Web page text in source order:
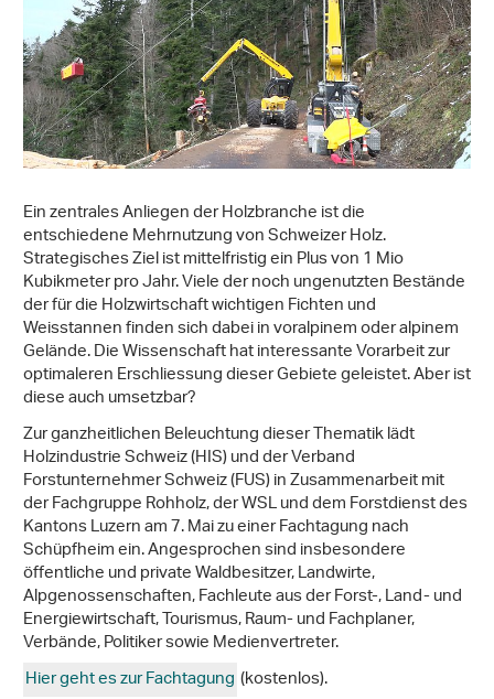
Ein zentrales Anliegen der Holzbranche ist die
entschiedene Mehrnutzung von Schweizer Holz.
Strategisches Ziel ist mittelfristig ein Plus von 1 Mio
Kubikmeter pro Jahr. Viele der noch ungenutzten Bestände
der für die Holzwirtschaft wichtigen Fichten und
Weisstannen finden sich dabei in voralpinem oder alpinem
Gelände. Die Wissenschaft hat interessante Vorarbeit zur
optimaleren Erschliessung dieser Gebiete geleistet. Aber ist
diese auch umsetzbar?
Zur ganzheitlichen Beleuchtung dieser Thematik lädt
Holzindustrie Schweiz (HIS) und der Verband
Forstunternehmer Schweiz (FUS) in Zusammenarbeit mit
der Fachgruppe Rohholz, der WSL und dem Forstdienst des
Kantons Luzern am 7. Mai zu einer Fachtagung nach
Schüpfheim ein. Angesprochen sind insbesondere
öffentliche und private Waldbesitzer, Landwirte,
Alpgenossenschaften, Fachleute aus der Forst-, Land- und
Energiewirtschaft, Tourismus, Raum- und Fachplaner,
Verbände, Politiker sowie Medienvertreter.
Hier geht es zur Fachtagung(kostenlos).